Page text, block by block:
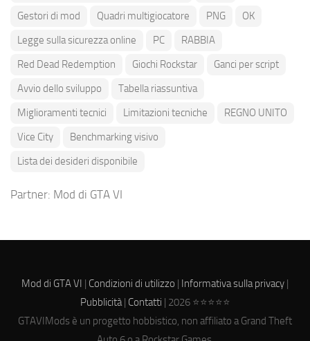
Gestori di mod
Quadri multigiocatore PNG
OK
Legge sulla sicurezza online
PC
RABBIA
Red Dead Redemption
Giochi Rockstar
Ganci per script
Avvio dello sviluppo
Tabella riassuntiva
Miglioramenti tecnici
Limitazioni tecniche
REGNO UNITO
Vice City
Benchmarking visivo
Lista dei desideri disponibile
Partner: Mod di GTA VI
Mod di GTA VI | Condizioni di utilizzo | Informativa sulla privacy |
Pubblicità| Contatti | 2026 ⭐⭐⭐⭐⭐
GTAVIMods è un progetto hobbistico, non affiliato a Grand Theft